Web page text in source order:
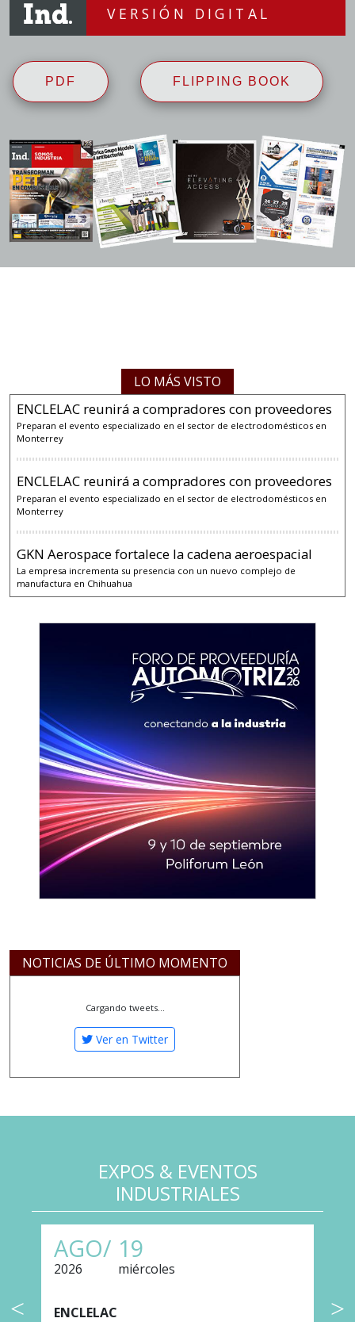
VERSIÓN DIGITAL
PDF FLIPPING BOOK
LO MÁS VISTO
ENCLELAC reunirá a compradores con proveedores
Preparan el evento especializado en el sector de electrodomésticos en
Monterrey
ENCLELAC reunirá a compradores con proveedores
Preparan el evento especializado en el sector de electrodomésticos en
Monterrey
GKN Aerospace fortalece la cadena aeroespacial
La empresa incrementa su presencia con un nuevo complejo de
manufactura en Chihuahua
NOTICIAS DE ÚLTIMO MOMENTO
Cargando tweets...
Ver en Twitter
EXPOS & EVENTOS
INDUSTRIALES
AGO/
2026
19
miércoles
ENCLELAC